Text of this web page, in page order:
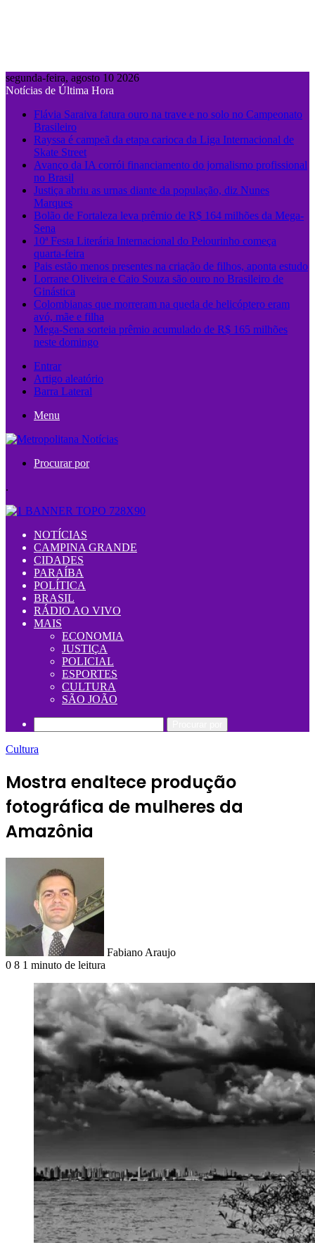
segunda-feira, agosto 10 2026
Notícias de Última Hora
Flávia Saraiva fatura ouro na trave e no solo no Campeonato
Brasileiro
Rayssa é campeã da etapa carioca da Liga Internacional de
Skate Street
Avanço da IA corrói financiamento do jornalismo profissional
no Brasil
Justiça abriu as urnas diante da população, diz Nunes
Marques
Bolão de Fortaleza leva prêmio de R$ 164 milhões da Mega-
Sena
10ª Festa Literária Internacional do Pelourinho começa
quarta-feira
Pais estão menos presentes na criação de filhos, aponta estudo
Lorrane Oliveira e Caio Souza são ouro no Brasileiro de
Ginástica
Colombianas que morreram na queda de helicóptero eram
avó, mãe e filha
Mega-Sena sorteia prêmio acumulado de R$ 165 milhões
neste domingo
Entrar
Artigo aleatório
Barra Lateral
Menu
Procurar por
.
NOTÍCIAS
CAMPINA GRANDE
CIDADES
PARAÍBA
POLÍTICA
BRASIL
RÁDIO AO VIVO
MAIS
ECONOMIA
JUSTIÇA
POLICIAL
ESPORTES
CULTURA
SÃO JOÃO
Cultura
Mostra enaltece produção
fotográfica de mulheres da
Amazônia
Fabiano Araujo
0 8 1 minuto de leitura